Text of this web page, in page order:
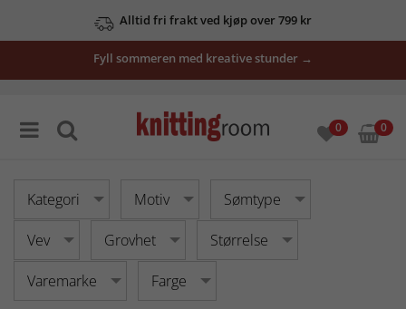
Se våre tilbud her
Fyll sommeren med kreative stunder →
0 0
Kategori Motiv Sømtype
Vev Grovhet Størrelse
Varemarke Farge